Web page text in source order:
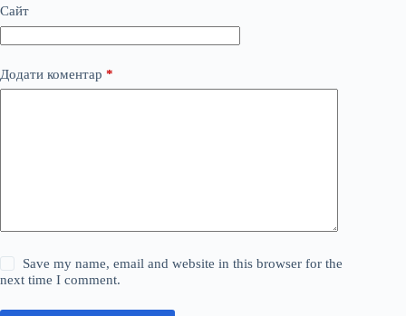
Сайт
Додати коментар *
Save my name, email and website in this browser for the
next time I comment.